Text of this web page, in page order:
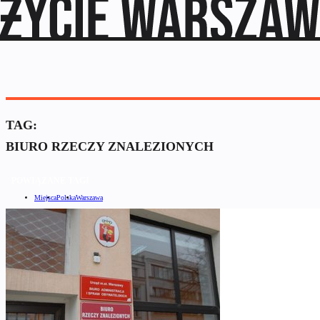
TAG:
BIURO RZECZY ZNALEZIONYCH
MiejscaPolskaWarszawa